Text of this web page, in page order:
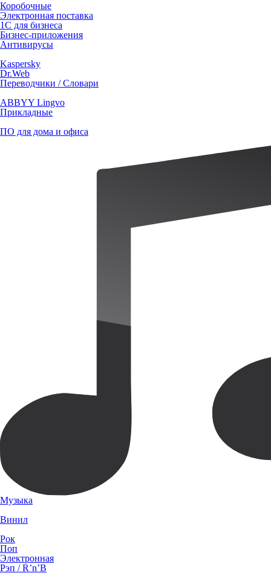
Коробочные
Электронная поставка
1С для бизнеса
Бизнес-приложения
Антивирусы
Kaspersky
Dr.Web
Переводчики / Словари
ABBYY Lingvo
Прикладные
ПО для дома и офиса
Музыка
Винил
Рок
Поп
Электронная
Рэп / R’n’B